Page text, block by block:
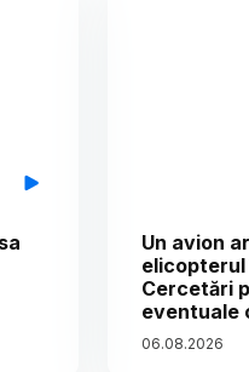
Un avion
elicopterul
Cercetări
eventuale
06.08.2026